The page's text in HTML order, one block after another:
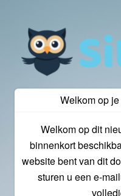
Welkom op
Welkom op dit
binnenkort
website bent van dit
sturen u een e-